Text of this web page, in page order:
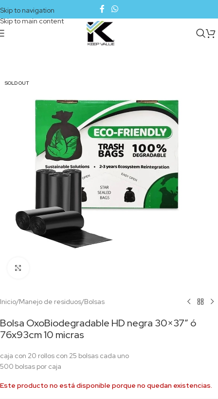
Skip to navigation
Skip to main content
SOLD OUT
Inicio/Manejo de residuos/Bolsas
Bolsa OxoBiodegradable HD negra 30×37″ ó
76x93cm 10 micras
caja con 20 rollos con 25 bolsas cada uno
500 bolsas por caja
Este producto no está disponible porque no quedan existencias.